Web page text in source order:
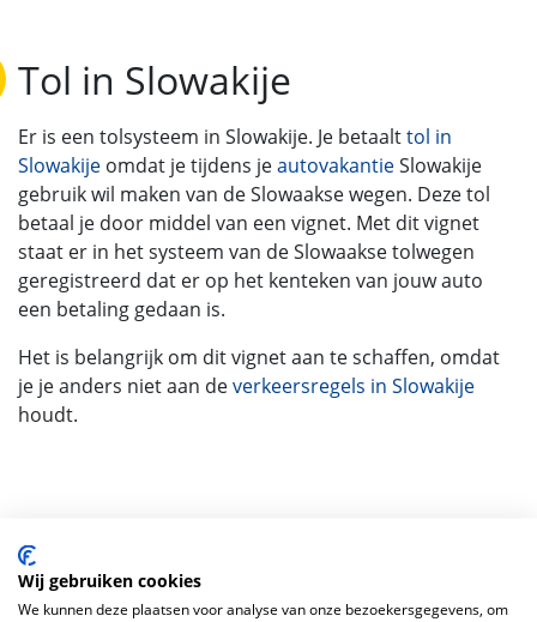
Tol in Slowakije
Er is een tolsysteem in Slowakije. Je betaalttol in
Slowakije omdat je tijdens jeautovakantieSlowakije
gebruik wil maken van de Slowaakse wegen. Deze tol
betaal je door middel van een vignet. Met dit vignet
staat er in het systeem van de Slowaakse tolwegen
geregistreerd dat er op het kenteken van jouw auto
een betaling gedaan is.
Het is belangrijk om dit vignet aan te schaffen, omdat
je je anders niet aan deverkeersregels in Slowakije
houdt.
Wij gebruiken cookies
We kunnen deze plaatsen voor analyse van onze bezoekersgegevens, om